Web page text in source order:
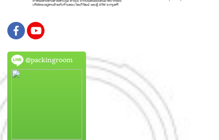
@packingroom